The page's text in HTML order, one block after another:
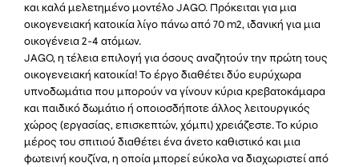
και καλά μελετημένο μοντέλο JAGO. Πρόκειται για μια
οικογενειακή κατοικία λίγο πάνω από 70 m2, ιδανική για μια
οικογένεια 2-4 ατόμων.
JAGO, η τέλεια επιλογή για όσους αναζητούν την πρώτη τους
οικογενειακή κατοικία! Το έργο διαθέτει δύο ευρύχωρα
υπνοδωμάτια που μπορούν να γίνουν κύρια κρεβατοκάμαρα
και παιδικό δωμάτιο ή οποιοσδήποτε άλλος λειτουργικός
χώρος (εργασίας, επισκεπτών, χόμπι) χρειάζεστε. Το κύριο
μέρος του σπιτιού διαθέτει ένα άνετο καθιστικό και μια
φωτεινή κουζίνα, η οποία μπορεί εύκολα να διαχωριστεί από